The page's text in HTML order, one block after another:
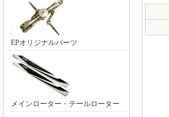
EPオリジナルパーツ
メインローター・テールローター